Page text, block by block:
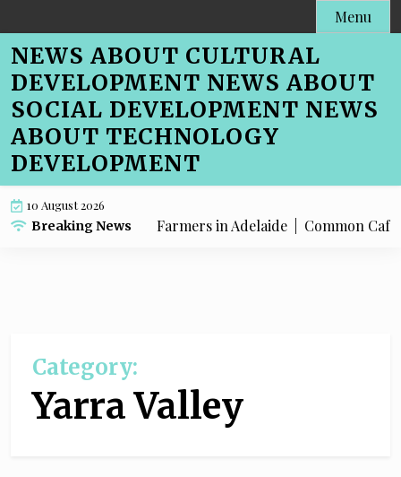
to
content
Menu
NEWS ABOUT CULTURAL
DEVELOPMENT NEWS ABOUT
SOCIAL DEVELOPMENT NEWS
ABOUT TECHNOLOGY
DEVELOPMENT
10 August 2026
Breaking News
Cafe Menu SEO for Farmers in Adelaide |Common Cafe
Category:
Yarra Valley